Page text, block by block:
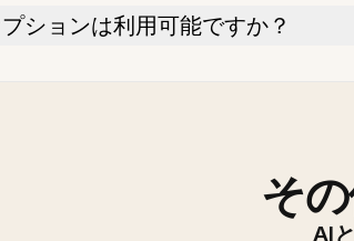
ションは利用可能ですか？
そ
AI